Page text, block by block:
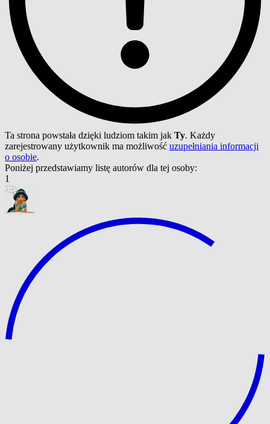
Ta strona powstała dzięki ludziom takim jak Ty. Każdy
zarejestrowany użytkownik ma możliwość uzupełniania informacji
o osobie.
Poniżej przedstawiamy listę autorów dla tej osoby:
1